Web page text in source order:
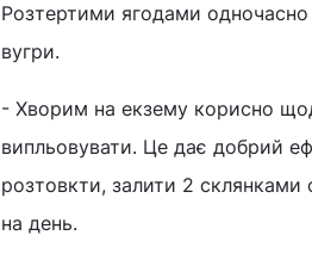
Розтертими ягодами
вугри.
- Хворим на екзему корисно
випльовувати. Це дає добрий
розтовкти, залити 2
на день.